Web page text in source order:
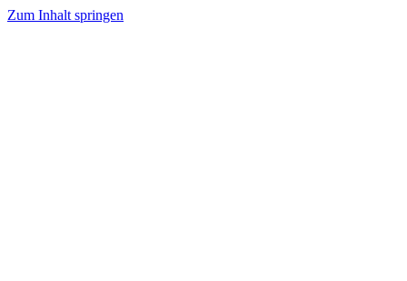
Zum Inhalt springen